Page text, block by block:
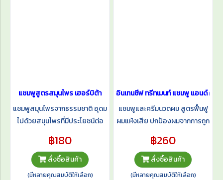
แชมพูสูตรสมุนไพร เฮอร์บิต้า
แชมพูสมุนไพรจากธรรมชาติ อุดม
ไปด้วยสมุนไพรที่มีประโยชน์ต่อ
เพื่อ 3 สภาพเส้นผม
฿180
สั่งซื้อสินค้า
(มีหลายคุณสมบัติให้เลือก)
อินเทนซีฟ ทรีทเมนท์ แชมพู แอนด์ คอ
แชมพูและครีมนวดผม สูตรฟื้นฟู
ผมแห้งเสีย ปกป้องผมจากการถูก
฿260
สั่งซื้อสินค้า
(มีหลายคุณสมบัติให้เลือก)